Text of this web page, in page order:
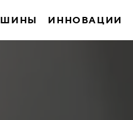
ШИНЫ ИННОВАЦИИ